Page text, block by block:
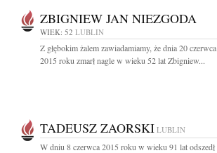
ZBIGNIEW JAN NIEZGODA
WIEK: 52 LUBLIN
Z głębokim żalem zawiadamiamy, że dnia 20 czerwca
2015 roku zmarł nagle w wieku 52 lat Zbigniew...
TADEUSZ ZAORSKI LUBLIN
W dniu 8 czerwca 2015 roku w wieku 91 lat odszedł